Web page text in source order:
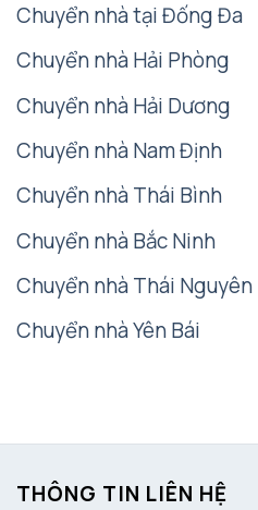
Chuyển nhà tại Đống Đa
Chuyển nhà Hải Phòng
Chuyển nhà Hải Dương
Chuyển nhà Nam Định
Chuyển nhà Thái Bình
Chuyển nhà Bắc Ninh
Chuyển nhà Thái Nguyên
Chuyển nhà Yên Bái
THÔNG TIN LIÊN HỆ